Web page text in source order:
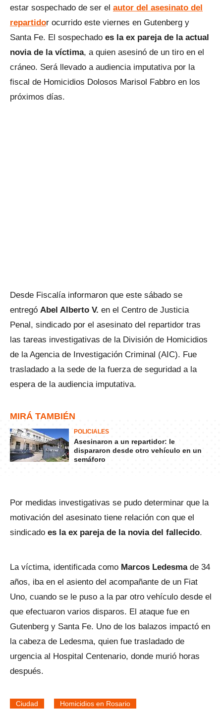
estar sospechado de ser el autor del asesinato del
repartidor ocurrido este viernes en Gutenberg y
Santa Fe. El sospechado es la ex pareja de la actual
novia de la víctima, a quien asesinó de un tiro en el
cráneo. Será llevado a audiencia imputativa por la
fiscal de Homicidios Dolosos Marisol Fabbro en los
próximos días.
Desde Fiscalía informaron que este sábado se
entregó Abel Alberto V. en el Centro de Justicia
Penal, sindicado por el asesinato del repartidor tras
las tareas investigativas de la División de Homicidios
de la Agencia de Investigación Criminal (AIC). Fue
trasladado a la sede de la fuerza de seguridad a la
espera de la audiencia imputativa.
MIRÁ TAMBIÉN
POLICIALES
Asesinaron a un repartidor: le
dispararon desde otro vehículo en un
semáforo
Por medidas investigativas se pudo determinar que la
motivación del asesinato tiene relación con que el
sindicado es la ex pareja de la novia del fallecido.
La víctima, identificada como Marcos Ledesmade 34
años, iba en el asiento del acompañante de un Fiat
Uno, cuando se le puso a la par otro vehículo desde el
que efectuaron varios disparos. El ataque fue en
Gutenberg y Santa Fe. Uno de los balazos impactó en
la cabeza de Ledesma, quien fue trasladado de
urgencia al Hospital Centenario, donde murió horas
después.
Ciudad Homicidios en Rosario